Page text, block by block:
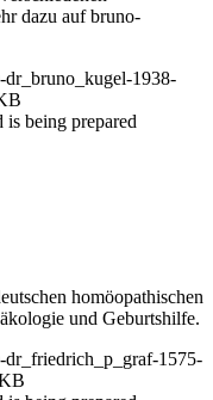
dazu auf bruno-
dr_bruno_kugel-1938-
being prepared
homöopathischen
und Geburtshilfe.
dr_friedrich_p_graf-1575-